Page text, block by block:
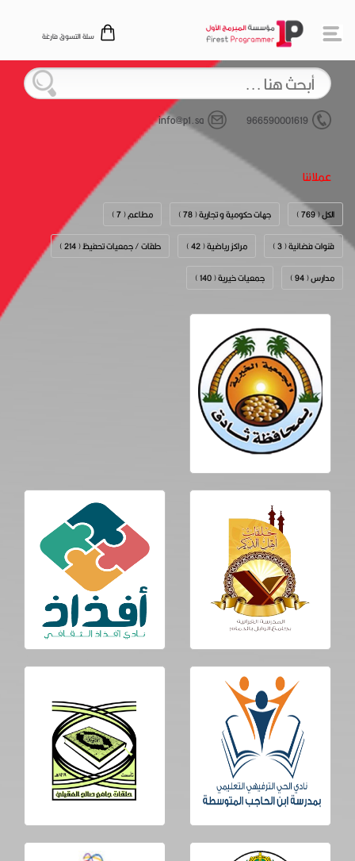
سلة التسوق فارغة
966590001619
info@p1.sa
عملائنا
الكل ( 769 ) جهات حكومية و تجارية ( 78 )
مطاعم ( 7 )
قنوات فضائية ( 3 )
مراكز رياضية ( 42 )
حلقات / جمعيات تحفيظ ( 214 )
مدارس ( 94 )
جمعيات خيرية ( 140 )